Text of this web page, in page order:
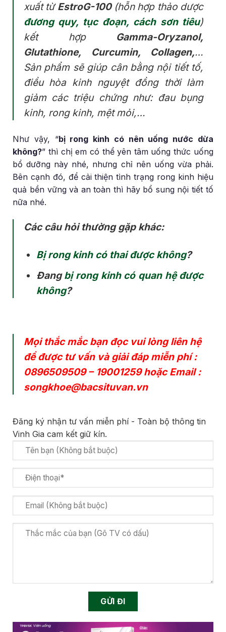
xuất từEstroG-100(hỗn hợp thảo dược
đương quy, tục đoạn, cách sơn tiêu)
kết hợp Gamma-Oryzanol,
Glutathione, Curcumin, Collagen,…
Sản phẩm sẽ giúp cân bằng nội tiết tố,
điều hòa kinh nguyệt đồng thời làm
giảm các triệu chứng như: đau bụng
kinh, rong kinh, mệt mỏi,…
Như vậy, “bị rong kinh có nên uống nước dừa
không?” thì chị em có thể yên tâm uống thức uống
bổ dưỡng này nhé, nhưng chỉ nên uống vừa phải.
Bên cạnh đó, để cải thiện tình trạng rong kinh hiệu
quả bền vững và an toàn thì hãy bổ sung nội tiết tố
nữa nhé.
Các câu hỏi thường gặp khác:
Bị rong kinh có thai được không?
Đangbị rong kinh có quan hệ được
không?
Mọi thắc mắc bạn đọc vui lòng liên hệ
để được tư vấn và giải đáp miễn phí :
0896509509– 19001259hoặc Email :
songkhoe@bacsituvan.vn
Đăng ký nhận tư vấn miễn phí - Toàn bộ thông tin
Vinh Gia cam kết giữ kín.